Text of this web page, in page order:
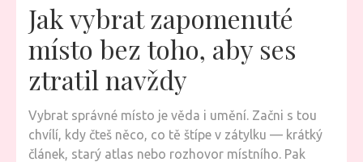
Jak vybrat zapomenuté
místo bez toho, aby ses
ztratil navždy
Vybrat správné místo je věda i umění. Začni s tou
chvílí, kdy čteš něco, co tě štípe v zátylku — krátký
článek, starý atlas nebo rozhovor místního. Pak